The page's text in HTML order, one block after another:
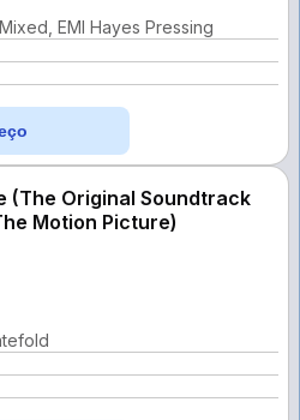
EMI Hayes Pressing
(The Original Soundtrack
Motion Picture)